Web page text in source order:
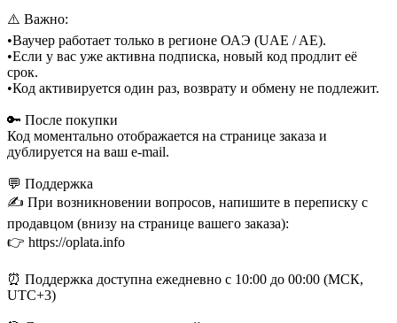
⚠️ Важно:
•Ваучер работает только в регионе ОАЭ (UAE / AE).
•Если у вас уже активна подписка, новый код продлит её
срок.
•Код активируется один раз, возврату и обмену не подлежит.
🔑 После покупки
Код моментально отображается на странице заказа и
дублируется на ваш e-mail.
💬 Поддержка
✍️ При возникновении вопросов, напишите в переписку с
продавцом (внизу на странице вашего заказа):
👉 https://oplata.info
⏰ Поддержка доступна ежедневно с 10:00 до 00:00 (МСК,
UTC+3)